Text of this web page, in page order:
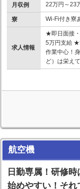
月収例 22万円～23
寮 Wi-Fi付き寮
求人情報
★即日面接
5万円支給
作業中心！
ど）は栄え
航空機
日勤専属！研修
始めやすい！それ